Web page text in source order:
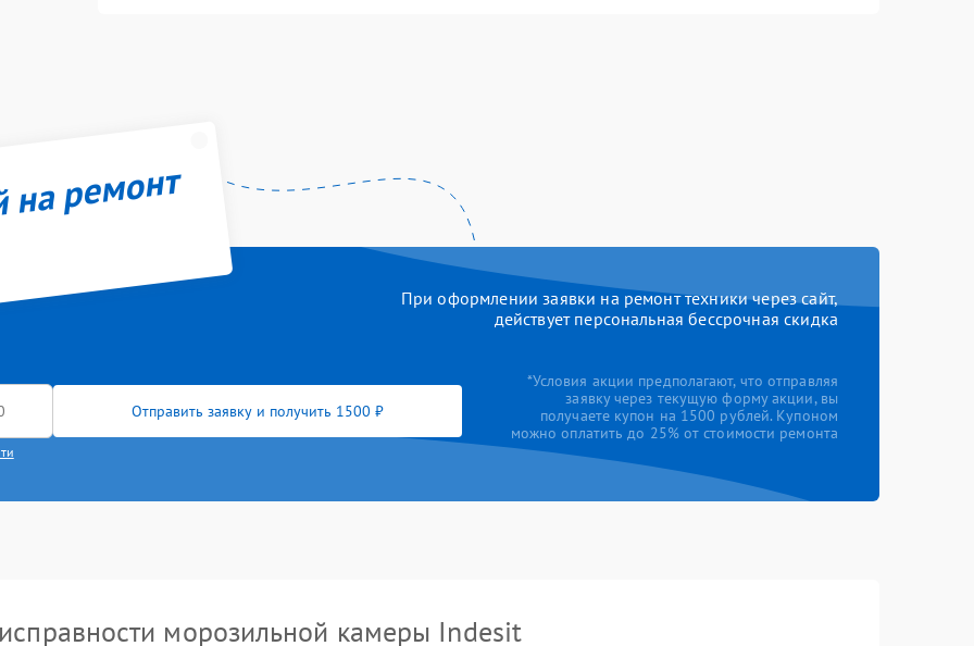
ремонт
При оформлении заявки на ремонт техники через сайт,
действует персональная бессрочная скидка
Отправить заявку и получить 1500 ₽
*Условия акции предполагают, что отправляя
заявку через текущую форму акции, вы
получаете купон на 1500 рублей. Купоном
можно оплатить до 25% от стоимости ремонта
морозильной камеры Indesit